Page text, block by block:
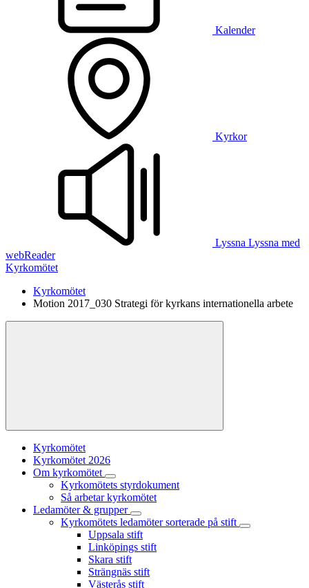
Kalender
Kyrkor
Lyssna Lyssna med
webReader
Kyrkomötet
Kyrkomötet
Motion 2017_030 Strategi för kyrkans internationella arbete
Kyrkomötet
Kyrkomötet 2026
Om kyrkomötet
Kyrkomötets styrdokument
Så arbetar kyrkomötet
Ledamöter & grupper
Kyrkomötets ledamöter sorterade på stift
Uppsala stift
Linköpings stift
Skara stift
Strängnäs stift
Västerås stift